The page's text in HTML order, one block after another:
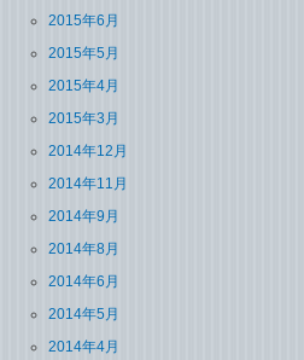
2015年6月
2015年5月
2015年4月
2015年3月
2014年12月
2014年11月
2014年9月
2014年8月
2014年6月
2014年5月
2014年4月